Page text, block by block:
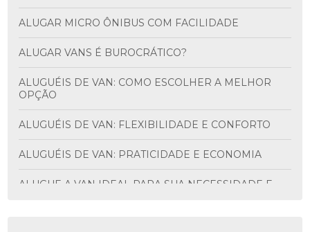
ALUGAR MICRO ÔNIBUS COM FACILIDADE
ALUGAR VANS É BUROCRÁTICO?
ALUGUÉIS DE VAN: COMO ESCOLHER A MELHOR
OPÇÃO
ALUGUÉIS DE VAN: FLEXIBILIDADE E CONFORTO
ALUGUÉIS DE VAN: PRATICIDADE E ECONOMIA
ALUGUE A VAN IDEAL PARA SUA NECESSIDADE E